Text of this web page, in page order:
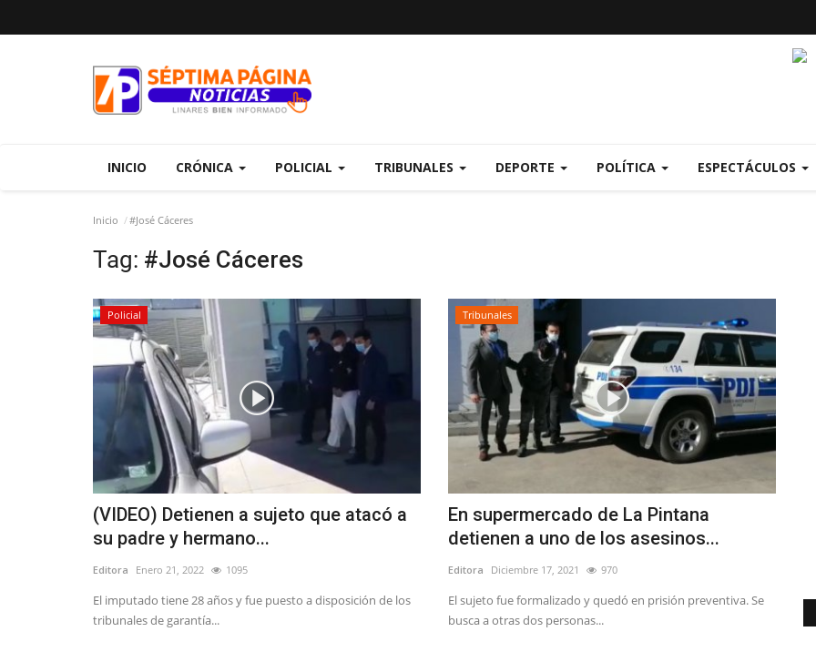
INICIO CRÓNICA POLICIAL TRIBUNALES DEPORTE POLÍTICA ESPECTÁCULOS
Inicio #José Cáceres
Tag: #José Cáceres
Policial
(VIDEO) Detienen a sujeto que atacó a
su padre y hermano...
Editora Enero 21, 2022 1095
El imputado tiene 28 años y fue puesto a disposición de los
tribunales de garantía...
Tribunales
En supermercado de La Pintana
detienen a uno de los asesinos...
Editora Diciembre 17, 2021 970
El sujeto fue formalizado y quedó en prisión preventiva. Se
busca a otras dos personas...